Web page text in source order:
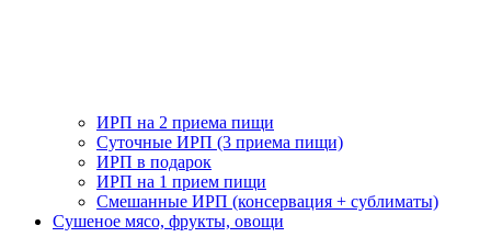
ИРП на 2 приема пищи
Суточные ИРП (3 приема пищи)
ИРП в подарок
ИРП на 1 прием пищи
Смешанные ИРП (консервация + сублиматы)
Сушеное мясо, фрукты, овощи